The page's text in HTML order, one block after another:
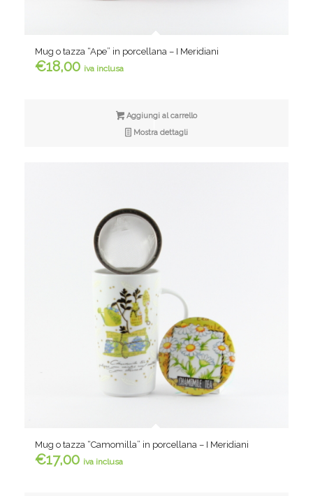
Mug o tazza “Ape” in porcellana – I Meridiani
€18,00 iva inclusa
Aggiungi al carrello
Mostra dettagli
Mug o tazza “Camomilla” in porcellana – I Meridiani
€17,00 iva inclusa